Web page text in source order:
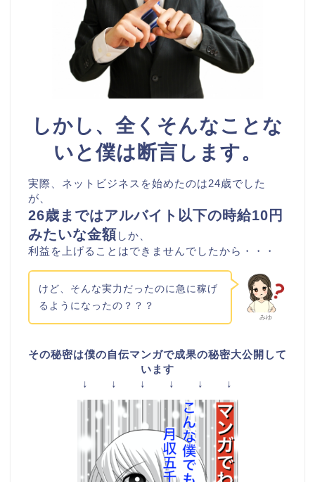
しかし、全くそんなことな
いと僕は断言します。
実際、ネットビジネスを始めたのは24歳でした
が、
26歳まではアルバイト以下の時給10円
みたいな金額しか、
利益を上げることはできませんでしたから・・・
みゆ
けど、そんな実力だったのに急に稼げ
るようになったの？？？
その秘密は僕の自伝マンガで成果の秘密大公開して
います
↓ ↓ ↓ ↓ ↓ ↓